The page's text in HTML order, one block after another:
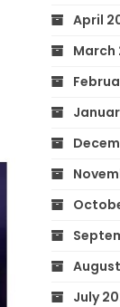
April
March
July